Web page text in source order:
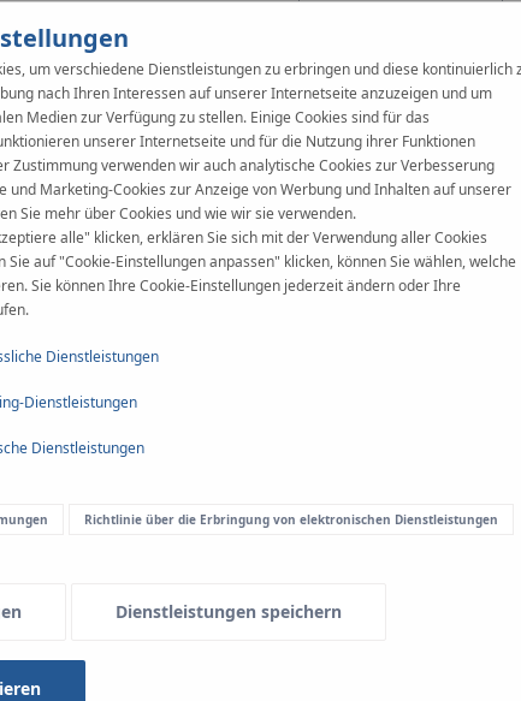
-System
Rohrdurchmesser und passende
unterschiedlichen Längen, einzeln
verfügbar. So lassen sich sowohl
Flächen schnell und einfach
um verschiedene Dienstleistungen zu erbringen und diese kontinuierlich
nach Ihren Interessen auf unserer Internetseite anzuzeigen und um
Medien zur Verfügung zu stellen. Einige Cookies sind für das
unserer Internetseite und für die Nutzung ihrer Funktionen
Zustimmung verwenden wir auch analytische Cookies zur Verbesserung
und Marketing-Cookies zur Anzeige von Werbung und Inhalten auf unserer
Sie mehr über Cookies und wie wir sie verwenden.
alle" klicken, erklären Sie sich mit der Verwendung aller Cookies
Sie auf "Cookie-Einstellungen anpassen" klicken, können Sie wählen, welche
Sie können Ihre Cookie-Einstellungen jederzeit ändern oder Ihre
Dienstleistungen
Dienstleistungen
Dienstleistungen
Richtlinie über die Erbringung von elektronischen Dienstleistungen
Dienstleistungen speichern